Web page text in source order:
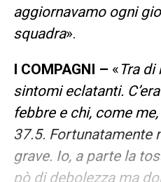
aggiornavamo ogni
squadra».
I COMPAGNI – « Tra di
sintomi eclatanti.
febbre e chi, come
37.5. Fortunatamente
grave. Io, a parte la
pò di debolezza ma